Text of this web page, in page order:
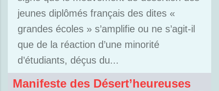
jeunes diplômés français des dites «
grandes écoles » s’amplifie ou ne s’agit-il
que de la réaction d’une minorité
d’étudiants, déçus du...
Manifeste des Désert’heureuses